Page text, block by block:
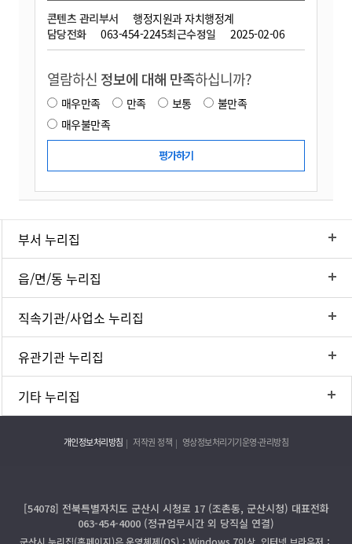
콘텐츠 관리부서
행정지원과 자치행정계
담당전화
063-454-2245최근수정일 2025-02-06
열람하신 정보에 대해 만족하십니까?
매우만족 만족 보통
불만족
매우불만족
부서 누리집
읍/면/동 누리집
직속기관/사업소 누리집
유관기관 누리집
기타 누리집
개인정보처리방침 저작권 정책 영상정보처리기기운영·관리방침
[54078] 전북특별자치도 군산시 시청로 17 (조촌동, 군산시청) 대표전화
063-454-4000 (정규업무시간 외 당직실 연결)
군산시 누리집(홈페이지)은 운영체제(OS)：Windows 7이상, 인터넷 브라우저：